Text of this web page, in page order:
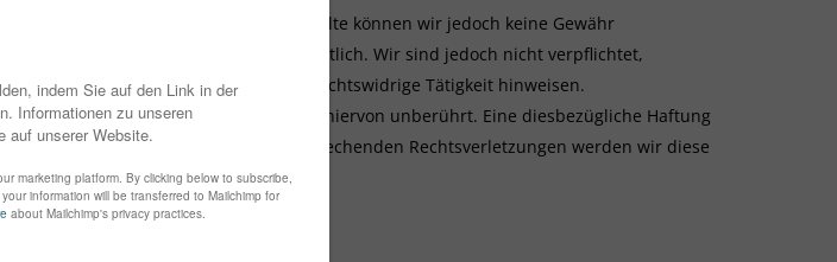
Vollständigkeit und Aktualität der Inhalte können wir jedoch keine Gewähr
den allgemeinen Gesetzen verantwortlich. Wir sind jedoch nicht verpflichtet,
zu forschen, die auf eine rechtswidrige Tätigkeit hinweisen.
den allgemeinen Gesetzen bleiben hiervon unberührt. Eine diesbezügliche Haftung
Bei Bekanntwerden von entsprechenden Rechtsverletzungen werden wir diese